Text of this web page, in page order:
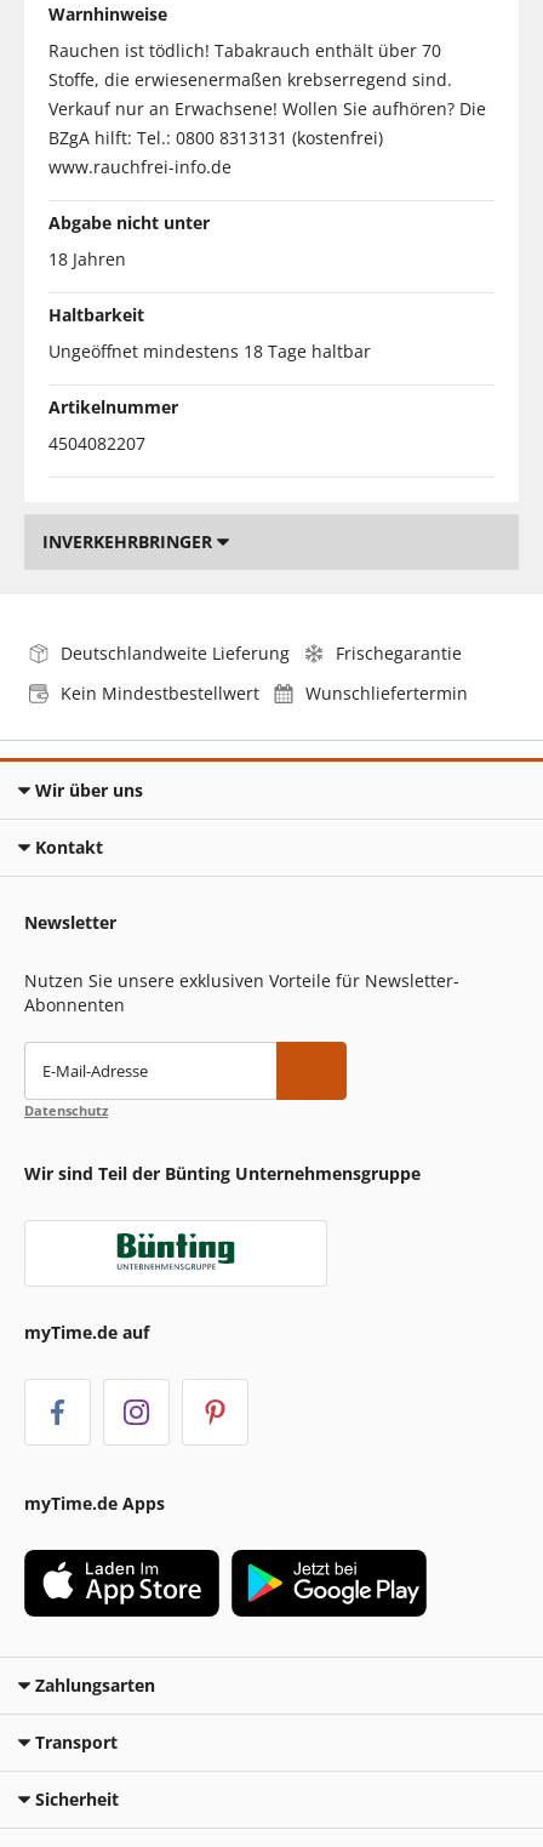
Warnhinweise
Rauchen ist tödlich! Tabakrauch enthält über 70
Stoffe, die erwiesenermaßen krebserregend sind.
Verkauf nur an Erwachsene! Wollen Sie aufhören? Die
BZgA hilft: Tel.: 0800 8313131 (kostenfrei)
www.rauchfrei-info.de
Abgabe nicht unter
18 Jahren
Haltbarkeit
Ungeöffnet mindestens 18 Tage haltbar
Artikelnummer
4504082207
INVERKEHRBRINGER
Deutschlandweite Lieferung
Frischegarantie
Kein Mindestbestellwert
Wunschliefertermin
Wir über uns
Kontakt
Newsletter
Nutzen Sie unsere exklusiven Vorteile für Newsletter-
Abonnenten
E-Mail-Adresse
Datenschutz
Wir sind Teil der Bünting Unternehmensgruppe
myTime.de auf
myTime.de Apps
Zahlungsarten
Transport
Sicherheit